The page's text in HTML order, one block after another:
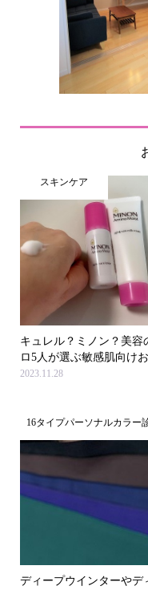
スキンケア
キュレル？ミノン？美容
ロ5人が選ぶ敏感肌向けお
2023.11.28
16タイプパーソナルカラー
ディープウインターやデ